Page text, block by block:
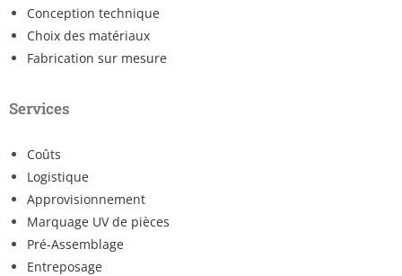
Conception technique
Choix des matériaux
Fabrication sur mesure
Services
Coûts
Logistique
Approvisionnement
Marquage UV de pièces
Pré-Assemblage
Entreposage